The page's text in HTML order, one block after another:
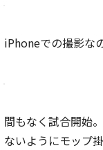
iPhoneでの撮影な
間もなく試合開始
ないようにモップ